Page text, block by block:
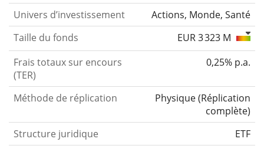
Univers d’investissement
Actions, Monde, Santé
Taille du fonds
EUR 3 323 M
Frais totaux sur encours
(TER)
0,25% p.a.
Méthode de réplication Physique(Réplication
complète)
Structure juridique
ETF